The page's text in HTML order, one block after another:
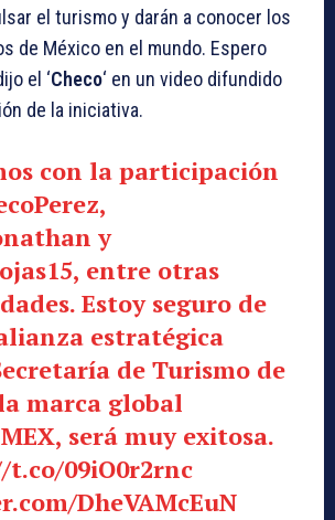
el turismo y darán a conocer los
de México en el mundo. Espero
el ‘Checo‘ en un video difundido
de la iniciativa.
con la participación
,
y
, entre otras
Estoy seguro de
estratégica
de Turismo de
marca global
, será muy exitosa.
09iO0r2rnc
DheVAMcEuN